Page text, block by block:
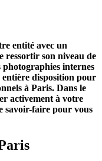
entité avec un
ressortir son niveau de
photographies internes
entière disposition pour
à Paris. Dans le
activement à votre
savoir-faire pour vous